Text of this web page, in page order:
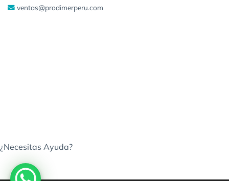
ventas@prodimerperu.com
¿Necesitas Ayuda?